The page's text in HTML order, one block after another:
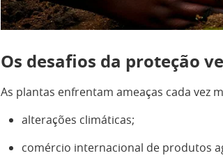
Os desafios da proteção
As plantas enfrentam ameaças cada vez
alterações climáticas;
comércio internacional de produtos